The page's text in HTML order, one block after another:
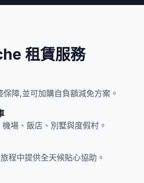
租賃服務
障,並可加購自負額減免方案。
場、飯店、別墅與度假村。
程中提供全天候貼心協助。